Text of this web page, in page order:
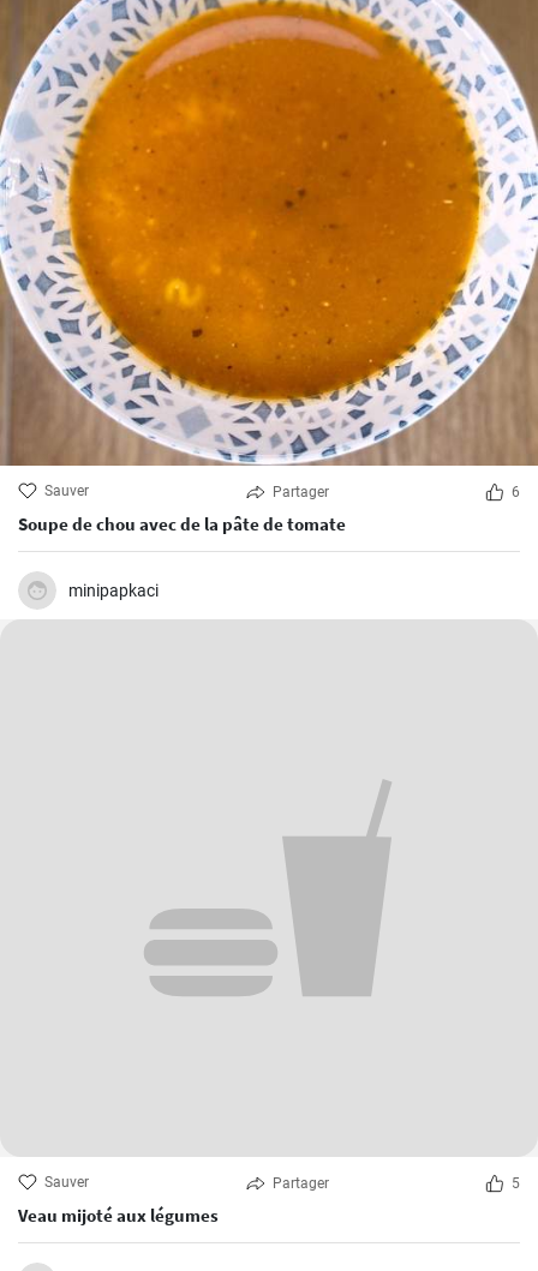
Sauver Partager 6
Soupe de chou avec de la pâte de tomate
minipapkaci
Sauver Partager 5
Veau mijoté aux légumes